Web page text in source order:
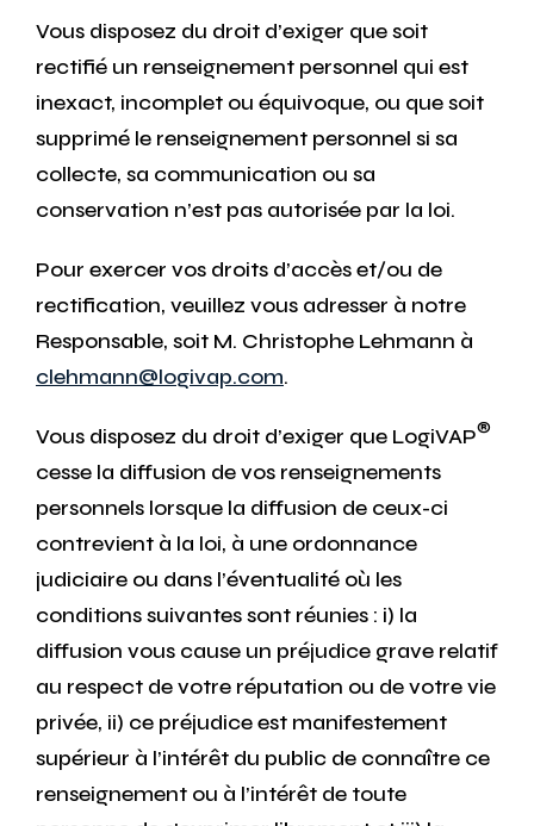
Vous disposez du droit d’exiger que soit
rectifié un renseignement personnel qui est
inexact, incomplet ou équivoque, ou que soit
supprimé le renseignement personnel si sa
collecte, sa communication ou sa
conservation n’est pas autorisée par la loi.
Pour exercer vos droits d’accès et/ou de
rectification, veuillez vous adresser à notre
Responsable, soit M. Christophe Lehmann à
clehmann@logivap.com.
Vous disposez du droit d’exiger que LogiVAP®
cesse la diffusion de vos renseignements
personnels lorsque la diffusion de ceux-ci
contrevient à la loi, à une ordonnance
judiciaire ou dans l’éventualité où les
conditions suivantes sont réunies : i) la
diffusion vous cause un préjudice grave relatif
au respect de votre réputation ou de votre vie
privée, ii) ce préjudice est manifestement
supérieur à l’intérêt du public de connaître ce
renseignement ou à l’intérêt de toute